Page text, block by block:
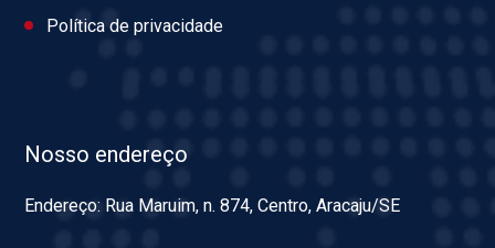
Política de privacidade
Nosso endereço
Endereço: Rua Maruim, n. 874, Centro, Aracaju/SE